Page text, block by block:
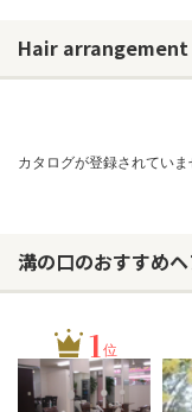
ヘアサロン
まつげサロン
美容クリニック
ヘアカタログ
ネイルカタログ
Hair arrangement
カタログが登録されていま
溝の口のおすすめ
1位